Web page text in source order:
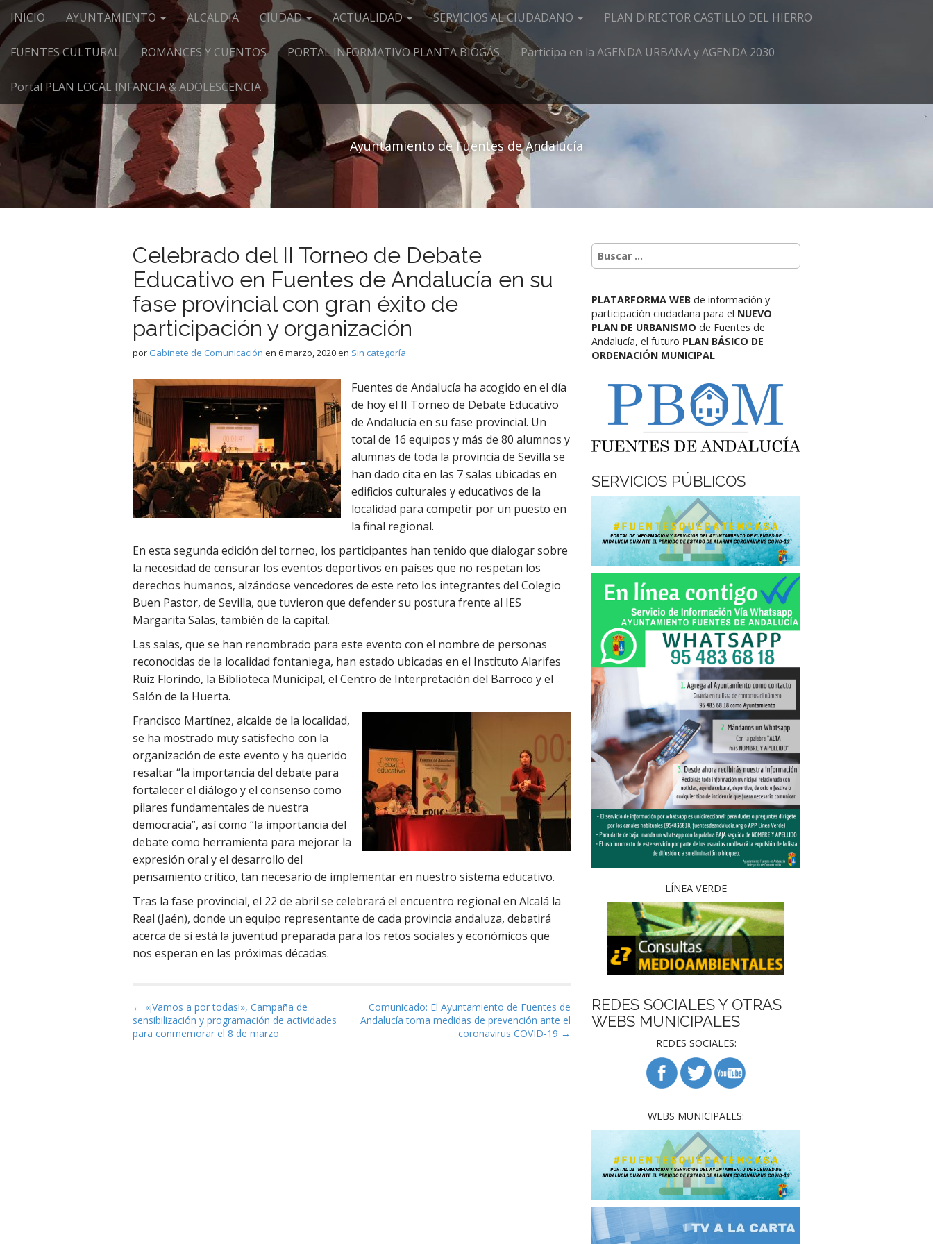
Menú principal
Saltar al contenido
INICIO AYUNTAMIENTO ALCALDIA CIUDAD ACTUALIDAD SERVICIOS AL CIUDADANO PLAN DIRECTOR CASTILLO DEL HIERRO
FUENTES CULTURAL ROMANCES Y CUENTOS PORTAL INFORMATIVO PLANTA BIOGÁS Participa en la AGENDA URBANA y AGENDA 2030
Portal PLAN LOCAL INFANCIA & ADOLESCENCIA
Ayuntamiento de Fuentes de Andalucía
Celebrado del II Torneo de Debate
Educativo en Fuentes de Andalucía en su
fase provincial con gran éxito de
participación y organización
por Gabinete de Comunicación en 6 marzo, 2020en Sin categoría
Fuentes de Andalucía ha acogido en el día
de hoy el II Torneo de Debate Educativo
de Andalucía en su fase provincial. Un
total de 16 equipos y más de 80 alumnos y
alumnas de toda la provincia de Sevilla se
han dado cita en las 7 salas ubicadas en
edificios culturales y educativos de la
localidad para competir por un puesto en
la final regional.
En esta segunda edición del torneo, los participantes han tenido que dialogar sobre
la necesidad de censurar los eventos deportivos en países que no respetan los
derechos humanos, alzándose vencedores de este reto los integrantes del Colegio
Buen Pastor, de Sevilla, que tuvieron que defender su postura frente al IES
Margarita Salas, también de la capital.
Las salas, que se han renombrado para este evento con el nombre de personas
reconocidas de la localidad fontaniega, han estado ubicadas en el Instituto Alarifes
Ruiz Florindo, la Biblioteca Municipal, el Centro de Interpretación del Barroco y el
Salón de la Huerta.
Francisco Martínez, alcalde de la localidad,
se ha mostrado muy satisfecho con la
organización de este evento y ha querido
resaltar “la importancia del debate para
fortalecer el diálogo y el consenso como
pilares fundamentales de nuestra
democracia”, así como “la importancia del
debate como herramienta para mejorar la
expresión oral y el desarrollo del
pensamiento crítico, tan necesario de implementar en nuestro sistema educativo.
Tras la fase provincial, el 22 de abril se celebrará el encuentro regional en Alcalá la
Real (Jaén), donde un equipo representante de cada provincia andaluza, debatirá
acerca de si está la juventud preparada para los retos sociales y económicos que
nos esperan en las próximas décadas.
Navegación de entradas
← «¡Vamos a por todas!», Campaña de
sensibilización y programación de actividades
para conmemorar el 8 de marzo
Comunicado: El Ayuntamiento de Fuentes de
Andalucía toma medidas de prevención ante el
coronavirus COVID-19 →
PLATARFORMA WEBde información y
participación ciudadana para el NUEVO
PLAN DE URBANISMOde Fuentes de
Andalucía, el futuro PLAN BÁSICO DE
ORDENACIÓN MUNICIPAL
SERVICIOS PÚBLICOS
LÍNEA VERDE
REDES SOCIALES Y OTRAS
WEBS MUNICIPALES
REDES SOCIALES:
WEBS MUNICIPALES: